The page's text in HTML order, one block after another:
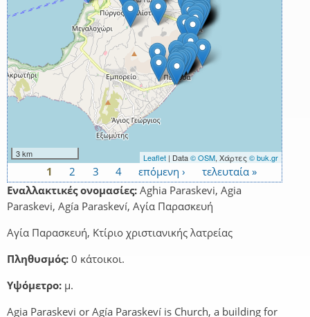
3 km Leaflet | Data© OSM, Χάρτες © buk.gr
Σελίδες
1 2 3 4 επόμενη ›
τελευταία »
Εναλλακτικές ονομασίες: Aghia Paraskevi, Agia
Paraskevi, Agía Paraskeví, Αγία Παρασκευή
Αγία Παρασκευή, Κτίριο χριστιανικής λατρείας
Πληθυσμός: 0 κάτοικοι.
Υψόμετρο: μ.
Agia Paraskevi or Agía Paraskeví is Church, a building for